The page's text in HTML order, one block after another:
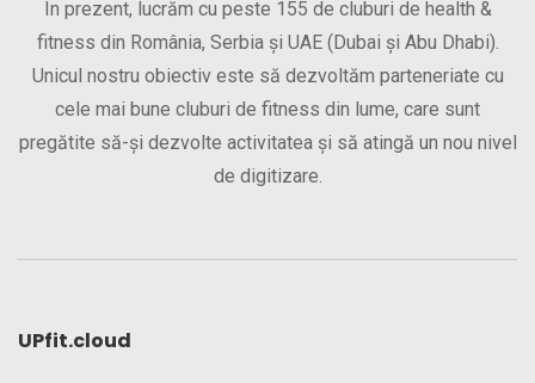
În prezent, lucrăm cu peste 155 de cluburi de health &
fitness din România, Serbia și UAE (Dubai și Abu Dhabi).
Unicul nostru obiectiv este să dezvoltăm parteneriate cu
cele mai bune cluburi de fitness din lume, care sunt
pregătite să-și dezvolte activitatea și să atingă un nou nivel
de digitizare.
UPfit.cloud